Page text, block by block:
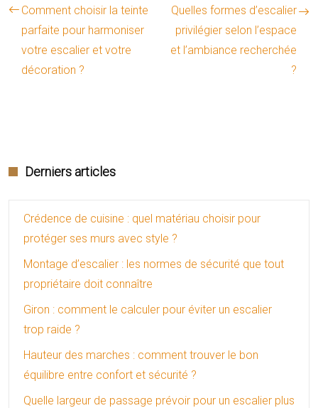
Comment choisir la teinte
parfaite pour harmoniser
votre escalier et votre
décoration ?
Quelles formes d’escalier
privilégier selon l’espace
et l’ambiance recherchée
?
Derniers articles
Crédence de cuisine : quel matériau choisir pour
protéger ses murs avec style ?
Montage d’escalier : les normes de sécurité que tout
propriétaire doit connaître
Giron : comment le calculer pour éviter un escalier
trop raide ?
Hauteur des marches : comment trouver le bon
équilibre entre confort et sécurité ?
Quelle largeur de passage prévoir pour un escalier plus